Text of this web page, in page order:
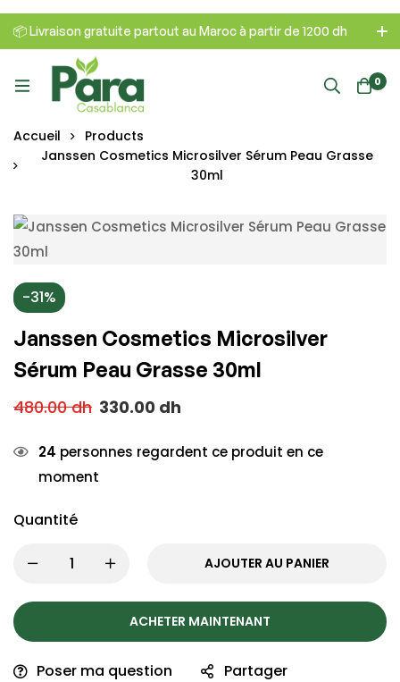
📦 Livraison gratuite partout au Maroc à partir de 1200 dh
0
Accueil
Products
Janssen Cosmetics Microsilver Sérum Peau Grasse
30ml
-31%
Janssen Cosmetics Microsilver
Sérum Peau Grasse 30ml
480.00dh 330.00 dh
24 personnes regardent ce produit en ce
moment
Quantité
AJOUTER AU PANIER
ACHETER MAINTENANT
Poser ma question Partager